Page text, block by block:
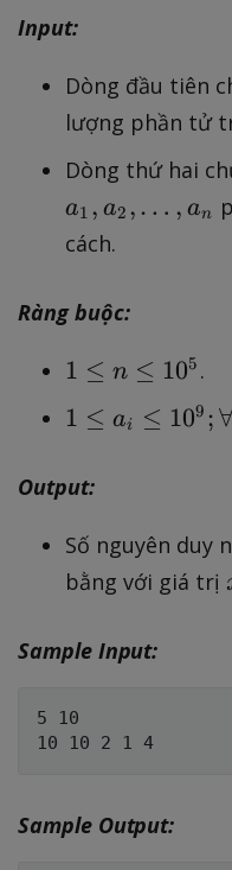
Input:
Dòng đầu tiên
lượng phần tử
Dòng thứ hai
a1 , a2 ,… , an
cách.
Ràng buộc:
1
l
n
l
e
0
5
1 ≤ n ≤ 105 .
1
l
a
_
i
l
1
0
9
1 ≤ ai ≤ 109 ;∀
Output:
Số nguyên duy
bằng với giá trị
Sample Input:
5 10
Sample Output: